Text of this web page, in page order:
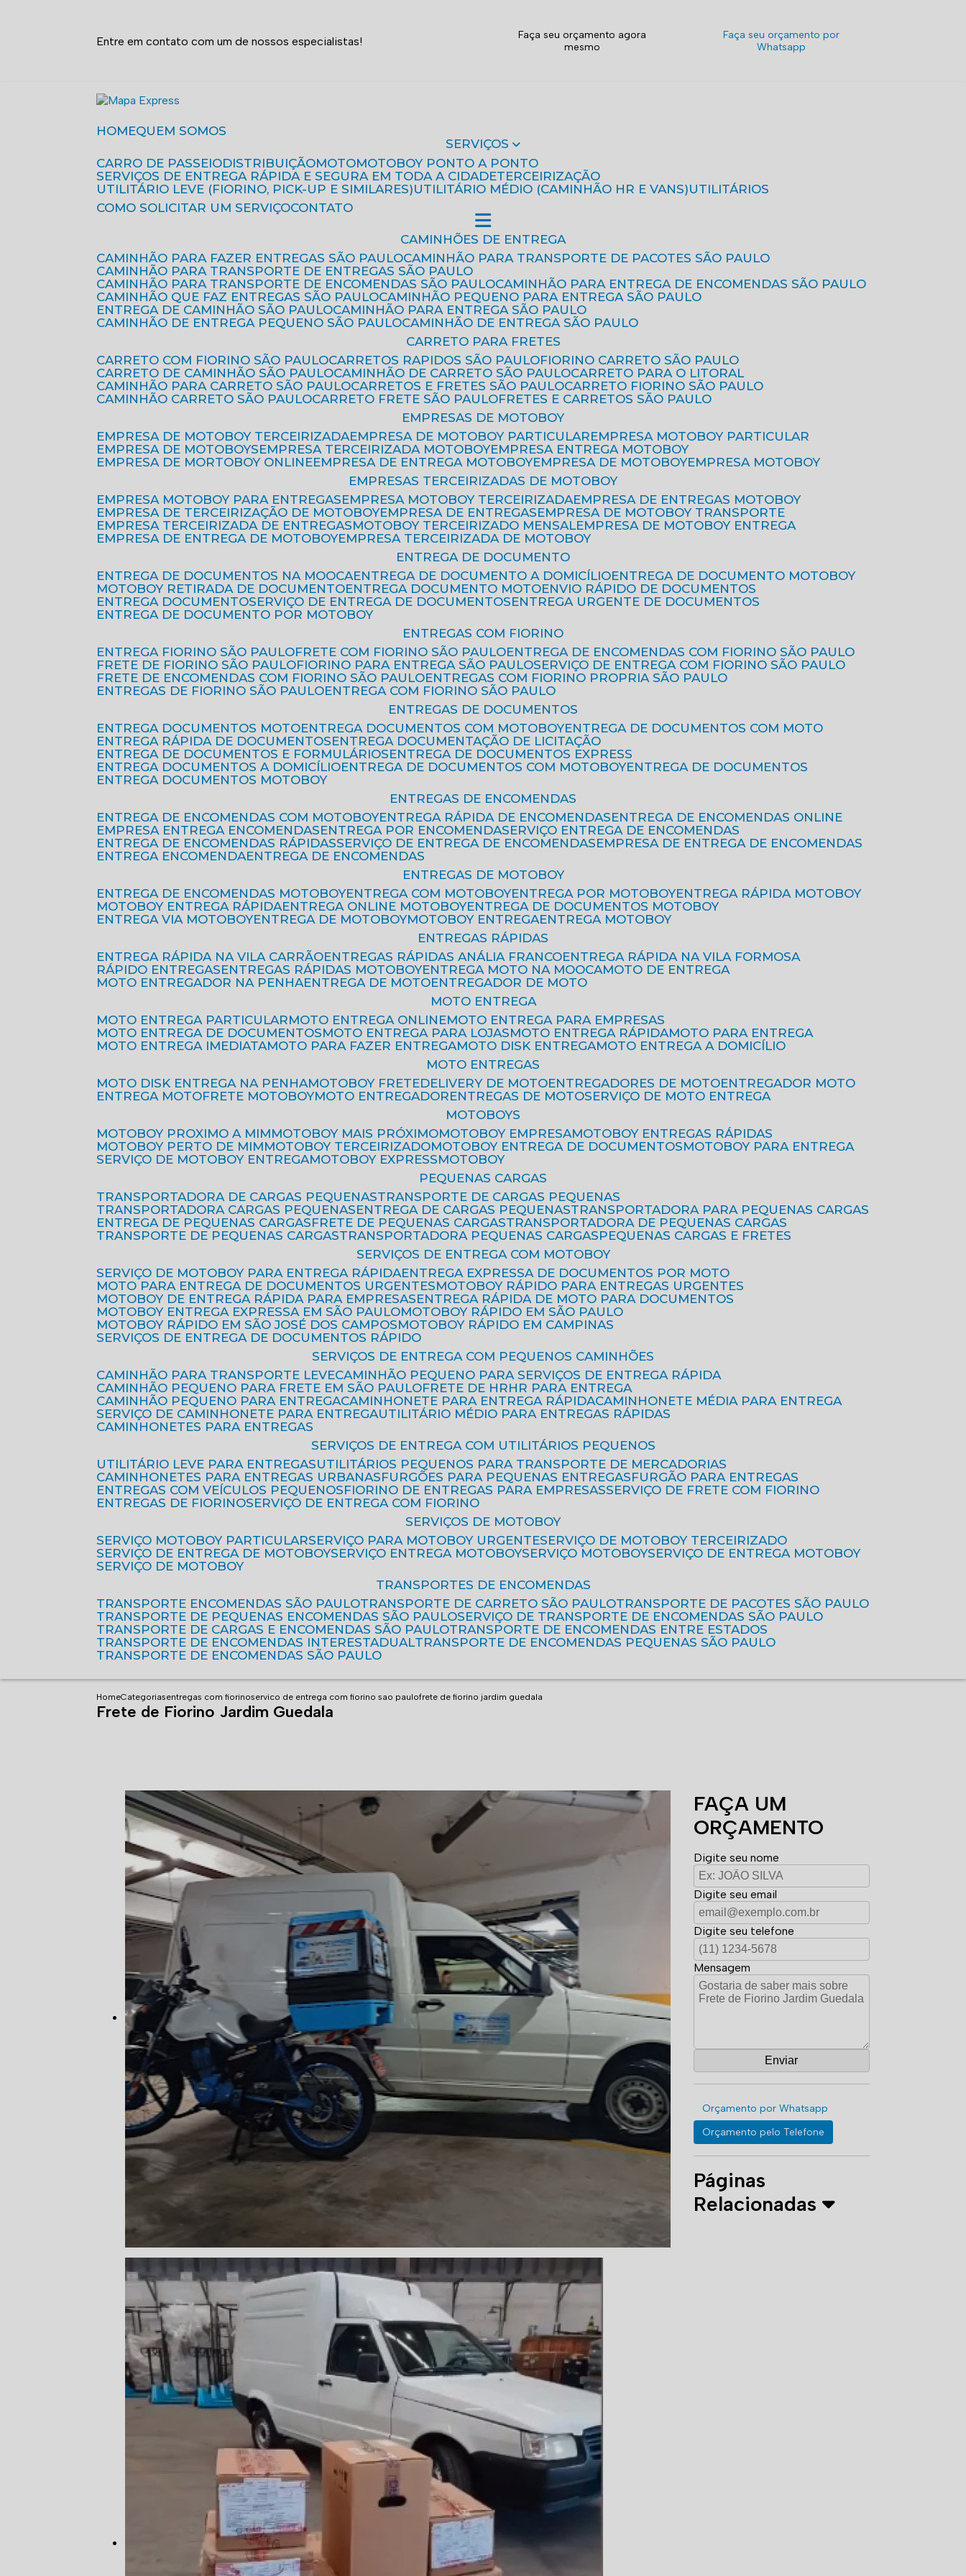
Entre em contato com um de nossos especialistas!
Faça seu orçamento agora
mesmo
Faça seu orçamento por
Whatsapp
HOME
QUEM SOMOS
SERVIÇOS
CARRO DE PASSEIO
DISTRIBUIÇÃO MOTO
MOTOBOY PONTO A PONTO
SERVIÇOS DE ENTREGA RÁPIDA E SEGURA EM TODA A CIDADE
TERCEIRIZAÇÃO
UTILITÁRIO LEVE (FIORINO, PICK-UP E SIMILARES)
UTILITÁRIO MÉDIO (CAMINHÃO HR E VANS)
UTILITÁRIOS
COMO SOLICITAR UM SERVIÇO CONTATO
CAMINHÕES DE ENTREGA
CAMINHÃO PARA FAZER ENTREGAS SÃO PAULO
CAMINHÃO PARA TRANSPORTE DE PACOTES SÃO PAULO
CAMINHÃO PARA TRANSPORTE DE ENTREGAS SÃO PAULO
CAMINHÃO PARA TRANSPORTE DE ENCOMENDAS SÃO PAULO
CAMINHÃO PARA ENTREGA DE ENCOMENDAS SÃO PAULO
CAMINHÃO QUE FAZ ENTREGAS SÃO PAULO
CAMINHÃO PEQUENO PARA ENTREGA SÃO PAULO
ENTREGA DE CAMINHÃO SÃO PAULO
CAMINHÃO PARA ENTREGA SÃO PAULO
CAMINHÃO DE ENTREGA PEQUENO SÃO PAULO
CAMINHÃO DE ENTREGA SÃO PAULO
CARRETO PARA FRETES
CARRETO COM FIORINO SÃO PAULO
CARRETOS RAPIDOS SÃO PAULO
FIORINO CARRETO SÃO PAULO
CARRETO DE CAMINHÃO SÃO PAULO
CAMINHÃO DE CARRETO SÃO PAULO
CARRETO PARA O LITORAL
CAMINHÃO PARA CARRETO SÃO PAULO
CARRETOS E FRETES SÃO PAULO
CARRETO FIORINO SÃO PAULO
CAMINHÃO CARRETO SÃO PAULO
CARRETO FRETE SÃO PAULO
FRETES E CARRETOS SÃO PAULO
EMPRESAS DE MOTOBOY
EMPRESA DE MOTOBOY TERCEIRIZADA
EMPRESA DE MOTOBOY PARTICULAR
EMPRESA MOTOBOY PARTICULAR
EMPRESA DE MOTOBOYS
EMPRESA TERCEIRIZADA MOTOBOY
EMPRESA ENTREGA MOTOBOY
EMPRESA DE MORTOBOY ONLINE
EMPRESA DE ENTREGA MOTOBOY EMPRESA DE MOTOBOY
EMPRESA MOTOBOY
EMPRESAS TERCEIRIZADAS DE MOTOBOY
EMPRESA MOTOBOY PARA ENTREGAS
EMPRESA MOTOBOY TERCEIRIZADA
EMPRESA DE ENTREGAS MOTOBOY
EMPRESA DE TERCEIRIZAÇÃO DE MOTOBOY
EMPRESA DE ENTREGAS
EMPRESA DE MOTOBOY TRANSPORTE
EMPRESA TERCEIRIZADA DE ENTREGAS
MOTOBOY TERCEIRIZADO MENSAL
EMPRESA DE MOTOBOY ENTREGA
EMPRESA DE ENTREGA DE MOTOBOY
EMPRESA TERCEIRIZADA DE MOTOBOY
ENTREGA DE DOCUMENTO
ENTREGA DE DOCUMENTOS NA MOOCA
ENTREGA DE DOCUMENTO A DOMICÍLIO
ENTREGA DE DOCUMENTO MOTOBOY
MOTOBOY RETIRADA DE DOCUMENTO
ENTREGA DOCUMENTO MOTO
ENVIO RÁPIDO DE DOCUMENTOS
ENTREGA DOCUMENTO
SERVIÇO DE ENTREGA DE DOCUMENTOS
ENTREGA URGENTE DE DOCUMENTOS
ENTREGA DE DOCUMENTO POR MOTOBOY
ENTREGAS COM FIORINO
ENTREGA FIORINO SÃO PAULO
FRETE COM FIORINO SÃO PAULO
ENTREGA DE ENCOMENDAS COM FIORINO SÃO PAULO
FRETE DE FIORINO SÃO PAULO
FIORINO PARA ENTREGA SÃO PAULO
SERVIÇO DE ENTREGA COM FIORINO SÃO PAULO
FRETE DE ENCOMENDAS COM FIORINO SÃO PAULO
ENTREGAS COM FIORINO PROPRIA SÃO PAULO
ENTREGAS DE FIORINO SÃO PAULO
ENTREGA COM FIORINO SÃO PAULO
ENTREGAS DE DOCUMENTOS
ENTREGA DOCUMENTOS MOTO
ENTREGA DOCUMENTOS COM MOTOBOY
ENTREGA DE DOCUMENTOS COM MOTO
ENTREGA RÁPIDA DE DOCUMENTOS
ENTREGA DOCUMENTAÇÃO DE LICITAÇÃO
ENTREGA DE DOCUMENTOS E FORMULÁRIOS
ENTREGA DE DOCUMENTOS EXPRESS
ENTREGA DOCUMENTOS A DOMICÍLIO
ENTREGA DE DOCUMENTOS COM MOTOBOY
ENTREGA DE DOCUMENTOS
ENTREGA DOCUMENTOS MOTOBOY
ENTREGAS DE ENCOMENDAS
ENTREGA DE ENCOMENDAS COM MOTOBOY
ENTREGA RÁPIDA DE ENCOMENDAS
ENTREGA DE ENCOMENDAS ONLINE
EMPRESA ENTREGA ENCOMENDAS
ENTREGA POR ENCOMENDA
SERVIÇO ENTREGA DE ENCOMENDAS
ENTREGA DE ENCOMENDAS RÁPIDAS
SERVIÇO DE ENTREGA DE ENCOMENDAS
EMPRESA DE ENTREGA DE ENCOMENDAS
ENTREGA ENCOMENDA
ENTREGA DE ENCOMENDAS
ENTREGAS DE MOTOBOY
ENTREGA DE ENCOMENDAS MOTOBOY
ENTREGA COM MOTOBOY ENTREGA POR MOTOBOY
ENTREGA RÁPIDA MOTOBOY
MOTOBOY ENTREGA RÁPIDA
ENTREGA ONLINE MOTOBOY
ENTREGA DE DOCUMENTOS MOTOBOY
ENTREGA VIA MOTOBOY
ENTREGA DE MOTOBOY MOTOBOY ENTREGA
ENTREGA MOTOBOY
ENTREGAS RÁPIDAS
ENTREGA RÁPIDA NA VILA CARRÃO
ENTREGAS RÁPIDAS ANÁLIA FRANCO
ENTREGA RÁPIDA NA VILA FORMOSA
RÁPIDO ENTREGAS
ENTREGAS RÁPIDAS MOTOBOY ENTREGA MOTO NA MOOCA
MOTO DE ENTREGA
MOTO ENTREGADOR NA PENHA
ENTREGA DE MOTO
ENTREGADOR DE MOTO
MOTO ENTREGA
MOTO ENTREGA PARTICULAR
MOTO ENTREGA ONLINE
MOTO ENTREGA PARA EMPRESAS
MOTO ENTREGA DE DOCUMENTOS
MOTO ENTREGA PARA LOJAS MOTO ENTREGA RÁPIDA
MOTO PARA ENTREGA
MOTO ENTREGA IMEDIATA
MOTO PARA FAZER ENTREGA MOTO DISK ENTREGA
MOTO ENTREGA A DOMICÍLIO
MOTO ENTREGAS
MOTO DISK ENTREGA NA PENHA
MOTOBOY FRETE DELIVERY DE MOTO ENTREGADORES DE MOTO
ENTREGADOR MOTO
ENTREGA MOTO
FRETE MOTOBOY MOTO ENTREGADOR ENTREGAS DE MOTO
SERVIÇO DE MOTO ENTREGA
MOTOBOYS
MOTOBOY PROXIMO A MIM
MOTOBOY MAIS PRÓXIMO MOTOBOY EMPRESA
MOTOBOY ENTREGAS RÁPIDAS
MOTOBOY PERTO DE MIM
MOTOBOY TERCEIRIZADO MOTOBOY ENTREGA DE DOCUMENTOS
MOTOBOY PARA ENTREGA
SERVIÇO DE MOTOBOY ENTREGA
MOTOBOY EXPRESS
MOTOBOY
PEQUENAS CARGAS
TRANSPORTADORA DE CARGAS PEQUENAS
TRANSPORTE DE CARGAS PEQUENAS
TRANSPORTADORA CARGAS PEQUENAS
ENTREGA DE CARGAS PEQUENAS
TRANSPORTADORA PARA PEQUENAS CARGAS
ENTREGA DE PEQUENAS CARGAS
FRETE DE PEQUENAS CARGAS
TRANSPORTADORA DE PEQUENAS CARGAS
TRANSPORTE DE PEQUENAS CARGAS
TRANSPORTADORA PEQUENAS CARGAS
PEQUENAS CARGAS E FRETES
SERVIÇOS DE ENTREGA COM MOTOBOY
SERVIÇO DE MOTOBOY PARA ENTREGA RÁPIDA
ENTREGA EXPRESSA DE DOCUMENTOS POR MOTO
MOTO PARA ENTREGA DE DOCUMENTOS URGENTES
MOTOBOY RÁPIDO PARA ENTREGAS URGENTES
MOTOBOY DE ENTREGA RÁPIDA PARA EMPRESAS
ENTREGA RÁPIDA DE MOTO PARA DOCUMENTOS
MOTOBOY ENTREGA EXPRESSA EM SÃO PAULO
MOTOBOY RÁPIDO EM SÃO PAULO
MOTOBOY RÁPIDO EM SÃO JOSÉ DOS CAMPOS
MOTOBOY RÁPIDO EM CAMPINAS
SERVIÇOS DE ENTREGA DE DOCUMENTOS RÁPIDO
SERVIÇOS DE ENTREGA COM PEQUENOS CAMINHÕES
CAMINHÃO PARA TRANSPORTE LEVE
CAMINHÃO PEQUENO PARA SERVIÇOS DE ENTREGA RÁPIDA
CAMINHÃO PEQUENO PARA FRETE EM SÃO PAULO
FRETE DE HR
HR PARA ENTREGA
CAMINHÃO PEQUENO PARA ENTREGA CAMINHONETE PARA ENTREGA RÁPIDA CAMINHONETE MÉDIA PARA ENTREGA
SERVIÇO DE CAMINHONETE PARA ENTREGA
UTILITÁRIO MÉDIO PARA ENTREGAS RÁPIDAS
CAMINHONETES PARA ENTREGAS
SERVIÇOS DE ENTREGA COM UTILITÁRIOS PEQUENOS
UTILITÁRIO LEVE PARA ENTREGAS
UTILITÁRIOS PEQUENOS PARA TRANSPORTE DE MERCADORIAS
CAMINHONETES PARA ENTREGAS URBANAS
FURGÕES PARA PEQUENAS ENTREGAS
FURGÃO PARA ENTREGAS
ENTREGAS COM VEÍCULOS PEQUENOS
FIORINO DE ENTREGAS PARA EMPRESAS
SERVIÇO DE FRETE COM FIORINO
ENTREGAS DE FIORINO
SERVIÇO DE ENTREGA COM FIORINO
SERVIÇOS DE MOTOBOY
SERVIÇO MOTOBOY PARTICULAR
SERVIÇO PARA MOTOBOY URGENTE
SERVIÇO DE MOTOBOY TERCEIRIZADO
SERVIÇO DE ENTREGA DE MOTOBOY
SERVIÇO ENTREGA MOTOBOY SERVIÇO MOTOBOY
SERVIÇO DE ENTREGA MOTOBOY
SERVIÇO DE MOTOBOY
TRANSPORTES DE ENCOMENDAS
TRANSPORTE ENCOMENDAS SÃO PAULO
TRANSPORTE DE CARRETO SÃO PAULO
TRANSPORTE DE PACOTES SÃO PAULO
TRANSPORTE DE PEQUENAS ENCOMENDAS SÃO PAULO
SERVIÇO DE TRANSPORTE DE ENCOMENDAS SÃO PAULO
TRANSPORTE DE CARGAS E ENCOMENDAS SÃO PAULO
TRANSPORTE DE ENCOMENDAS ENTRE ESTADOS
TRANSPORTE DE ENCOMENDAS INTERESTADUAL
TRANSPORTE DE ENCOMENDAS PEQUENAS SÃO PAULO
TRANSPORTE DE ENCOMENDAS SÃO PAULO
HomeCategoriasentregas com fiorinoservico de entrega com fiorino sao paulofrete de fiorino jardim guedala
Frete de Fiorino Jardim Guedala
FAÇA UM
ORÇAMENTO
Digite seu nome
Digite seu email
Digite seu telefone
Mensagem
Orçamento por Whatsapp
Orçamento pelo Telefone
Páginas
Relacionadas